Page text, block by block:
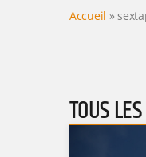
Accueil »
TOUS